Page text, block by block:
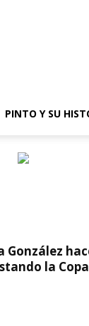
PINTO Y SU
González
la